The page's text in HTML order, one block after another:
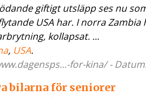
giftigt utsläpp ses nu
USA har. I norra
kollapsat. ...
, USA.
for-kina/ -
bilarna för seniorer